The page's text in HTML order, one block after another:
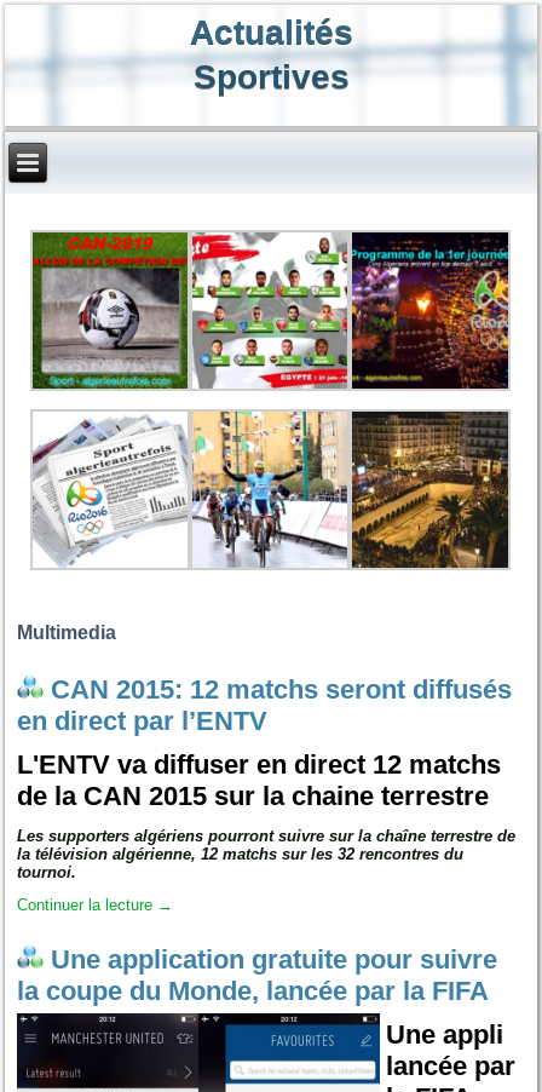
Actualités
Sportives
Multimedia
CAN 2015: 12 matchs seront diffusés
en direct par l’ENTV
L'ENTV va diffuser en direct 12 matchs
de la CAN 2015 sur la chaine terrestre
Les supporters algériens pourront suivre sur la chaîne terrestre de
la télévision algérienne, 12 matchs sur les 32 rencontres du
tournoi.
Continuer la lecture →
Une application gratuite pour suivre
la coupe du Monde, lancée par la FIFA
Une appli
lancée par